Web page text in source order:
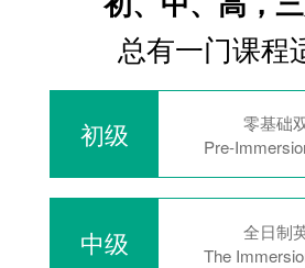
总有一门课程
初级
零基础
Pre-
中级
全日制
The